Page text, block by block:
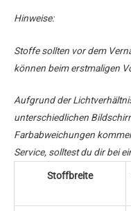
Hinweise:
Stoffe sollten vor dem
können beim erstmaligen
Aufgrund der
unterschiedlichen
Farbabweichungen
Service, solltest du dir bei
Stoffbreite